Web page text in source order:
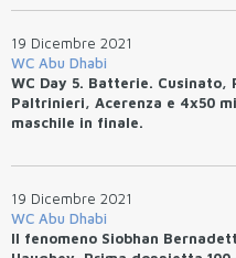
19 Dicembre 2021
WC Abu Dhabi
WC Day 5. Batterie. Cusinato,
Paltrinieri, Acerenza e 4x50
maschile in finale.
19 Dicembre 2021
WC Abu Dhabi
Il fenomeno Siobhan